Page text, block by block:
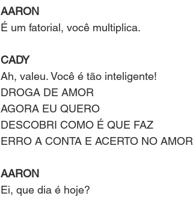
AARON
É um fatorial, você multiplica.
CADY
Ah, valeu. Você é tão inteligente!
DROGA DE AMOR
AGORA EU QUERO
DESCOBRI COMO É QUE FAZ
ERRO A CONTA E ACERTO NO AMOR
AARON
Ei, que dia é hoje?